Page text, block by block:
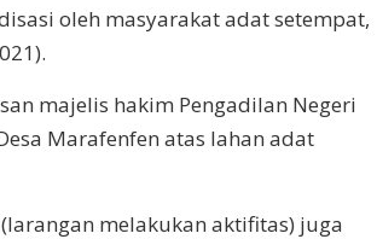
oleh masyarakat adat setempat,
majelis hakim Pengadilan Negeri
Marafenfen atas lahan adat
(larangan melakukan aktifitas) juga